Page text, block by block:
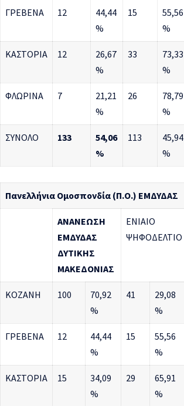
ΓΡΕΒΕΝΑ 12
44,44
%
15
55,56
%
ΚΑΣΤΟΡΙΑ 12
26,67
%
33
73,33
%
ΦΛΩΡΙΝΑ 7
21,21
%
26
78,79
%
ΣΥΝΟΛΟ 133
54,06
%
113
45,94
%
Πανελλήνια Ομοσπονδία (Π.Ο.) ΕΜΔΥΔΑΣ
ΑΝΑΝΕΩΣΗ
ΕΜΔΥΔΑΣ
ΔΥΤΙΚΗΣ
ΜΑΚΕΔΟΝΙΑΣ
ΕΝΙΑΙΟ
ΨΗΦΟΔΕΛΤΙΟ
ΚΟΖΑΝΗ 100
70,92
%
41
29,08
%
ΓΡΕΒΕΝΑ 12
44,44
%
15
55,56
%
ΚΑΣΤΟΡΙΑ 15
34,09
%
29
65,91
%